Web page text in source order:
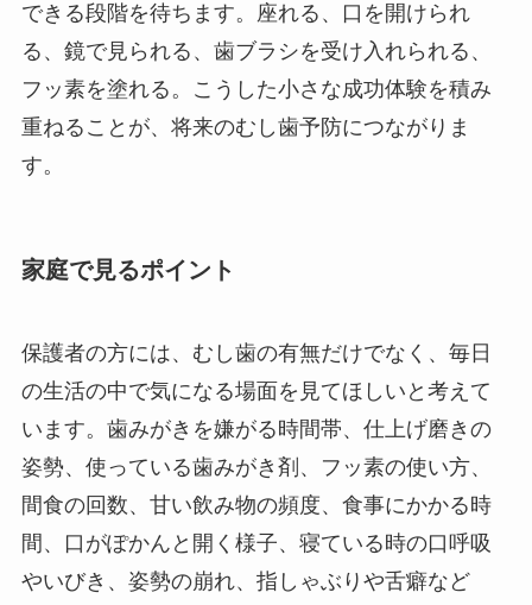
できる段階を待ちます。座れる、口を開けられ
る、鏡で見られる、歯ブラシを受け入れられる、
フッ素を塗れる。こうした小さな成功体験を積み
重ねることが、将来のむし歯予防につながりま
す。
家庭で見るポイント
保護者の方には、むし歯の有無だけでなく、毎日
の生活の中で気になる場面を見てほしいと考えて
います。歯みがきを嫌がる時間帯、仕上げ磨きの
姿勢、使っている歯みがき剤、フッ素の使い方、
間食の回数、甘い飲み物の頻度、食事にかかる時
間、口がぽかんと開く様子、寝ている時の口呼吸
やいびき、姿勢の崩れ、指しゃぶりや舌癖など